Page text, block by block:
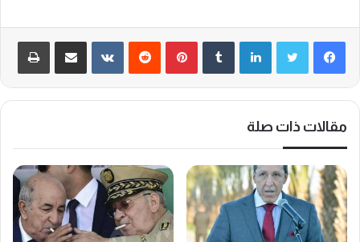
لينكدإن بينتيريست ‏VKontakte
مقالات ذات صلة